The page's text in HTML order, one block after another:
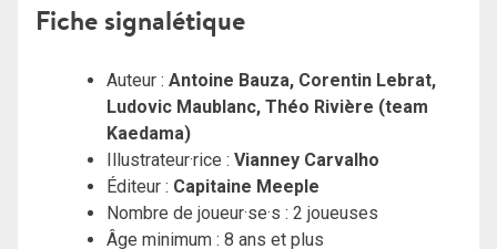
Fiche signalétique
Auteur : Antoine Bauza, Corentin Lebrat,
Ludovic Maublanc, Théo Rivière (team
Kaedama)
Illustrateur·rice : Vianney Carvalho
Éditeur : Capitaine Meeple
Nombre de joueur·se·s : 2 joueuses
Âge minimum : 8 ans et plus